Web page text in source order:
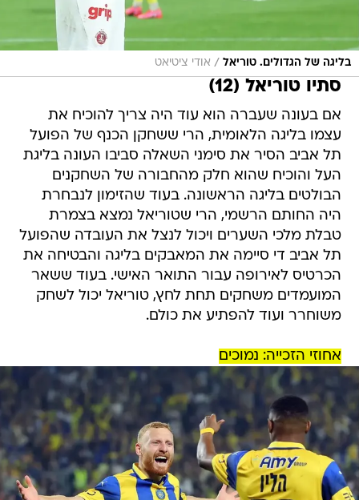
בליגה של הגדולים. טוריאל / אודי ציטיאט
סתיו טוריאל (12)
אם בעונה שעברה הוא עוד היה צריך להוכיח את
עצמו בליגה הלאומית, הרי ששחקן הכנף של הפועל
תל אביב הסיר את סימני השאלה סביבו העונה בליגת
העל והוכיח שהוא חלק מהחבורה של השחקנים
הבולטים בליגה הראשונה. בעוד שהזימון לנבחרת
היה החותם הרשמי, הרי שטוריאל נמצא בצמרת
טבלת מלכי השערים ויכול לנצל את העובדה שהפועל
תל אביב די סיימה את המאבקים בליגה והבטיחה את
הכרטיס לאירופה עבור התואר האישי. בעוד ששאר
המועמדים משחקים תחת לחץ, טוריאל יכול לשחק
משוחרר ועוד להפתיע את כולם.
אחוזי הזכייה: נמוכים